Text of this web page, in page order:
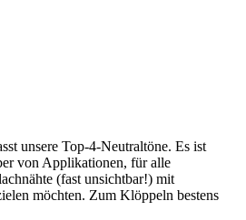
unsere Top-4-Neutraltöne. Es ist
von Applikationen, für alle
(fast unsichtbar!) mit
möchten. Zum Klöppeln bestens